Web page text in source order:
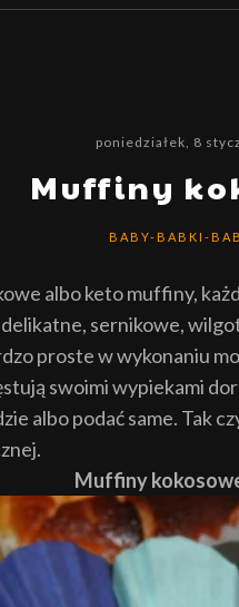
poniedziałek, 8
Muffiny
BABY-BABKI-
albo keto muffiny,
sernikowe,
proste w wykonaniu
swoimi wypiekami
albo podać same. Tak
Muffiny